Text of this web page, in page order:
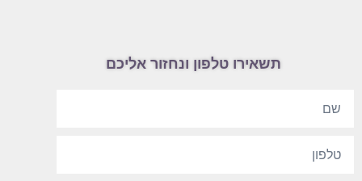
תשאירו טלפון ונחזור אליכם